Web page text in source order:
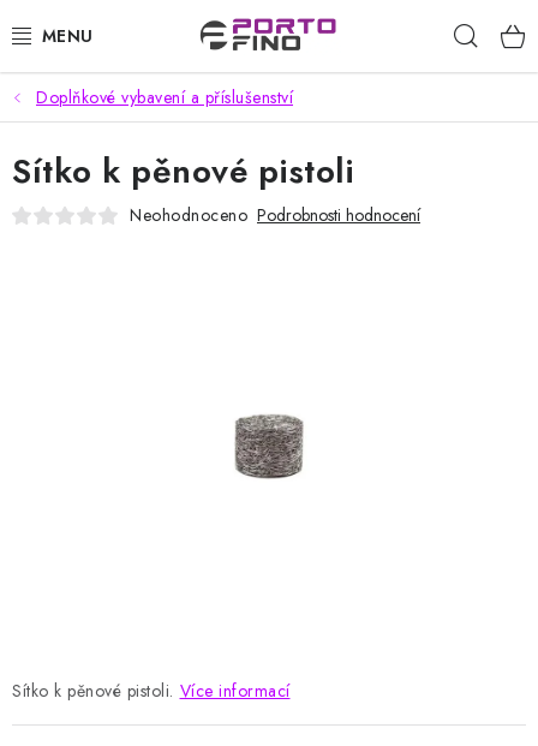
na
CHEMIE A PÉČE O VOZIDLA
PŘÍSLUŠENSTVÍ A ND K AUTOMYČKÁM
VYSOKOTLAKÉ A ČISTÍCÍ STROJE
DOMÁCNOST A ZAHRADA
CHEMIE - BEZKONTAKTNÍ MYČKY
Samoobslužné platební terminály
Doplňkové vybavení a příslušenství
Sítko k pěnové pistoli. Více informací
Sítko k pěnové pistoli
Neohodnoceno Podrobnosti hodnocení